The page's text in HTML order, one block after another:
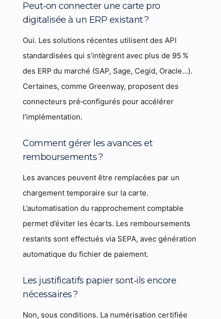
Peut‑on connecter une carte pro
digitalisée à un ERP existant ?
Oui. Les solutions récentes utilisent des API
standardisées qui s’intègrent avec plus de 95 %
des ERP du marché (SAP, Sage, Cegid, Oracle…).
Certaines, comme Greenway, proposent des
connecteurs pré‑configurés pour accélérer
l’implémentation.
Comment gérer les avances et
remboursements ?
Les avances peuvent être remplacées par un
chargement temporaire sur la carte.
L’automatisation du rapprochement comptable
permet d’éviter les écarts. Les remboursements
restants sont effectués via SEPA, avec génération
automatique du fichier de paiement.
Les justificatifs papier sont‑ils encore
nécessaires ?
Non, sous conditions. La numérisation certifiée